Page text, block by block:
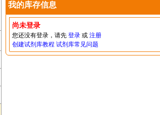
我的库存信息
尚未登录
您还没有登录，请先 登录或 注册
创建试剂库教程 试剂库常见问题